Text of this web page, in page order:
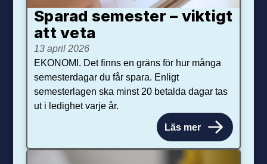
Sparad semester – viktigt
att veta
13 april 2026
EKONOMI. Det finns en gräns för hur många
semesterdagar du får spara. Enligt
semesterlagen ska minst 20 betalda dagar tas
ut i ledighet varje år.
Läs mer